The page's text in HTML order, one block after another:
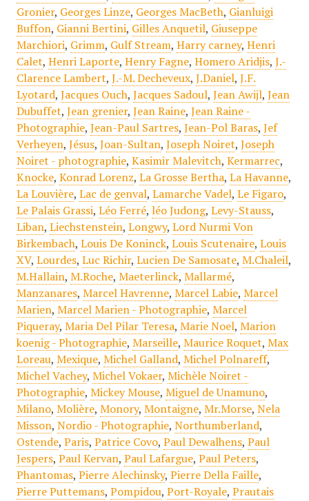
Gronier, Georges Linze, Georges MacBeth, Gianluigi
Buffon, Gianni Bertini, Gilles Anquetil, Giuseppe
Marchiori, Grimm, Gulf Stream, Harry carney, Henri
Calet, Henri Laporte, Henry Fagne, Homero Aridjis, J.-
Clarence Lambert, J.-M. Decheveux, J.Daniel, J.F.
Lyotard, Jacques Ouch, Jacques Sadoul, Jean Awijl, Jean
Dubuffet, Jean grenier, Jean Raine, Jean Raine -
Photographie, Jean-Paul Sartres, Jean-Pol Baras, Jef
Verheyen, Jésus, Joan-Sultan, Joseph Noiret, Joseph
Noiret - photographie, Kasimir Malevitch, Kermarrec,
Knocke, Konrad Lorenz, La Grosse Bertha, La Havanne,
La Louvière, Lac de genval, Lamarche Vadel, Le Figaro,
Le Palais Grassi, Léo Ferré, léo Judong, Levy-Stauss,
Liban, Liechstenstein, Longwy, Lord Nurmi Von
Birkembach, Louis De Koninck, Louis Scutenaire, Louis
XV, Lourdes, Luc Richir, Lucien De Samosate, M.Chaleil,
M.Hallain, M.Roche, Maeterlinck, Mallarmé,
Manzanares, Marcel Havrenne, Marcel Labie, Marcel
Marien, Marcel Marien - Photographie, Marcel
Piqueray, Maria Del Pilar Teresa, Marie Noel, Marion
koenig - Photographie, Marseille, Maurice Roquet, Max
Loreau, Mexique, Michel Galland, Michel Polnareff,
Michel Vachey, Michel Vokaer, Michèle Noiret -
Photographie, Mickey Mouse, Miguel de Unamuno,
Milano, Molière, Monory, Montaigne, Mr.Morse, Nela
Misson, Nordio - Photographie, Northumberland,
Ostende, Paris, Patrice Covo, Paul Dewalhens, Paul
Jespers, Paul Kervan, Paul Lafargue, Paul Peters,
Phantomas, Pierre Alechinsky, Pierre Della Faille,
Pierre Puttemans, Pompidou, Port-Royale, Prautais